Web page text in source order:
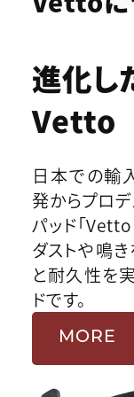
進化し
Vetto
日本での輸
発からプロ
パッド「
ダストや鳴
と耐久性を
ドです。
MORE